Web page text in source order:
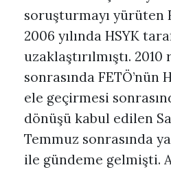
soruşturmayı yürüten
2006 yılında HSYK
uzaklaştırılmıştı.
sonrasında FETÖ’nün
ele geçirmesi
dönüşü kabul edilen
Temmuz sonrasında
ile gündeme gelmişti.